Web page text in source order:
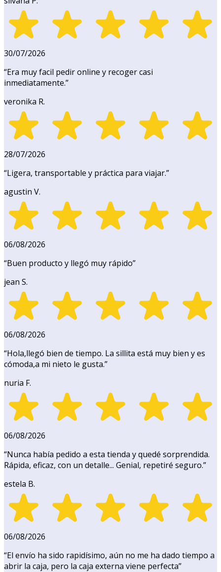
30/07/2026
“Era muy facil pedir online y recoger casi
inmediatamente.”
veronika R.
28/07/2026
“Ligera, transportable y práctica para viajar.”
agustin V.
06/08/2026
“Buen producto y llegó muy rápido”
jean S.
06/08/2026
“Hola,llegó bien de tiempo. La sillita está muy bien y es
cómoda,a mi nieto le gusta.”
nuria F.
06/08/2026
“Nunca había pedido a esta tienda y quedé sorprendida.
Rápida, eficaz, con un detalle... Genial, repetiré seguro.”
estela B.
06/08/2026
“El envío ha sido rapidísimo, aún no me ha dado tiempo a
abrir la caja, pero la caja externa viene perfecta”